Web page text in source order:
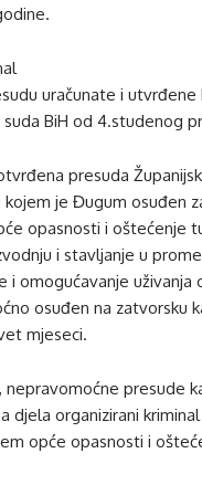
uračunate i utvrđene
BiH od 4.studenog
presuda
je Đugum osuđen
opasnosti i oštećenje
i stavljanje u
i omogućavanje uživanja
osuđen na zatvorsku
mjeseci.
nepravomoćne presude
djela organizirani
opće opasnosti i